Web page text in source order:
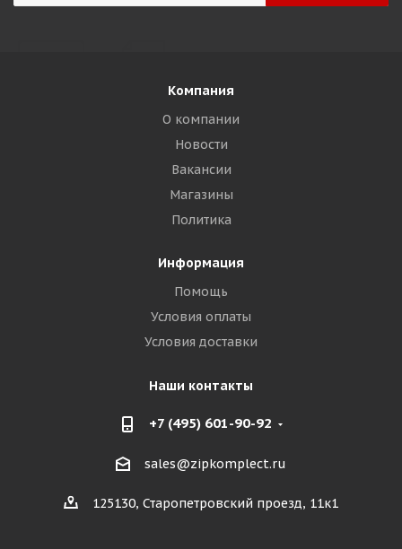
Компания
О компании
Новости
Вакансии
Магазины
Политика
Информация
Помощь
Условия оплаты
Условия доставки
Наши контакты
+7 (495) 601-90-92
sales@zipkomplect.ru
125130, Старопетровский проезд, 11к1